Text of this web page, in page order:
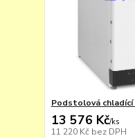
Podstolová chladící
13 576 Kč/ks
11 220 Kč bez DPH